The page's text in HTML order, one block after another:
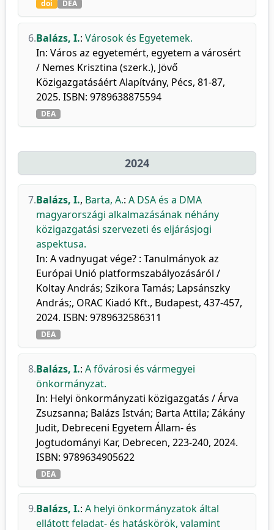
doi DEA
6.Balázs, I.: Városok és Egyetemek.
In: Város az egyetemért, egyetem a városért
/ Nemes Krisztina (szerk.), Jövő
Közigazgatásáért Alapítvány, Pécs, 81-87,
2025. ISBN: 9789638875594
DEA
2024
7.Balázs, I., Barta, A.: A DSA és a DMA
magyarországi alkalmazásának néhány
közigazgatási szervezeti és eljárásjogi
aspektusa.
In: A vadnyugat vége? : Tanulmányok az
Európai Unió platformszabályozásáról /
Koltay András; Szikora Tamás; Lapsánszky
András;, ORAC Kiadó Kft., Budapest, 437-457,
2024. ISBN: 9789632586311
DEA
8.Balázs, I.: A fővárosi és vármegyei
önkormányzat.
In: Helyi önkormányzati közigazgatás / Árva
Zsuzsanna; Balázs István; Barta Attila; Zákány
Judit, Debreceni Egyetem Állam- és
Jogtudományi Kar, Debrecen, 223-240, 2024.
ISBN: 9789634905622
DEA
9.Balázs, I.: A helyi önkormányzatok által
ellátott feladat- és hatáskörök, valamint